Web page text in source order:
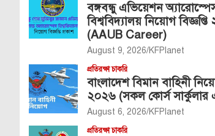
বঙ্গবন্ধু এভিয়েশন
বিশ্ববিদ্যালয় নিয়োগ
(AAUB Career)
August 9, 2026 KFPlanet
প্রতিরক্ষা চাকরি
বাংলাদেশ বিমান বাহিনী
২০২৬ (সকল কোর্স সার্কুলার
August 6, 2026 KFPlanet
প্রতিরক্ষা চাকরি